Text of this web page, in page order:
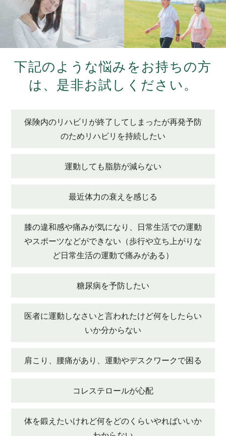
下記のような悩みをお持ちの方
は、 是非お試しください。
保険内のリハビリが終了してしまったが再発予防
のためリハビリを持続したい
運動しても脂肪が減らない
最近体力の衰えを感じる
膝の違和感や痛みが気になり、日常生活での運動
やスポーツなどができない（歩行や立ち上がりな
ど日常生活の運動で痛みがある）
糖尿病を予防したい
医者に運動しなさいと言われたけど何をしたらい
いか分からない
肩こり、腰痛があり、運動やデスクワークで困る
コレステロールが心配
体を鍛えたいけれど何をどのくらいやればいいか